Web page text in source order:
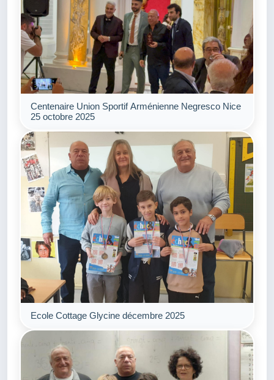
Centenaire Union Sportif Arménienne Negresco Nice
25 octobre 2025
Ecole Cottage Glycine décembre 2025